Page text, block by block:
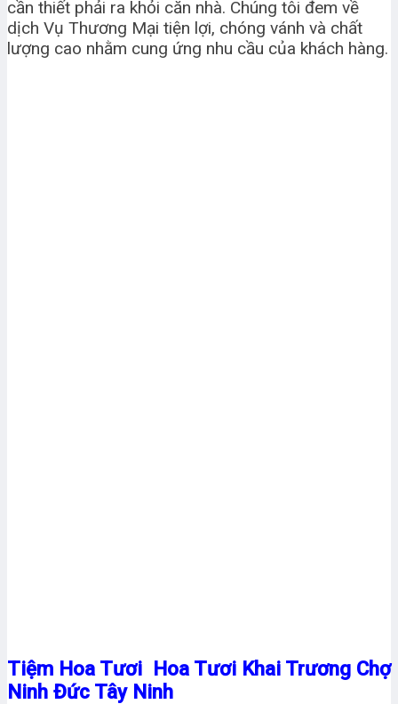
cần thiết phải ra khỏi căn nhà. Chúng tôi đem về
dịch Vụ Thương Mại tiện lợi, chóng vánh và chất
lượng cao nhằm cung ứng nhu cầu của khách hàng.
Tiệm Hoa Tươi Hoa Tươi Khai Trương Chợ
Ninh Đức Tây Ninh